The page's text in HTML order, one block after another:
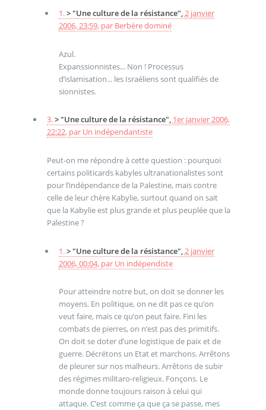
1.> "Une culture de la résistance",2 janvier
2006, 23:59, par Berbère dominé
Azul.
Expanssionnistes... Non ! Processus
d’islamisation... les Israéliens sont qualifiés de
sionnistes.
3.> "Une culture de la résistance", 1er janvier 2006,
22:22, par Un indépendantiste
Peut-on me répondre à cette question : pourquoi
certains politicards kabyles ultranationalistes sont
pour l’indépendance de la Palestine, mais contre
celle de leur chère Kabylie, surtout quand on sait
que la Kabylie est plus grande et plus peuplée que la
Palestine ?
1.> "Une culture de la résistance", 2 janvier
2006, 00:04, par Un indépendiste
Pour atteindre notre but, on doit se donner les
moyens. En politique, on ne dit pas ce qu’on
veut faire, mais ce qu’on peut faire. Fini les
combats de pierres, on n’est pas des primitifs.
On doit se doter d’une logistique de paix et de
guerre. Décrétons un Etat et marchons. Arrêtons
de pleurer sur nos malheurs. Arrêtons de subir
des régimes militaro-religieux. Fonçons. Le
monde donne toujours raison à celui qui
attaque. C’est comme ça que ça se passe, mes